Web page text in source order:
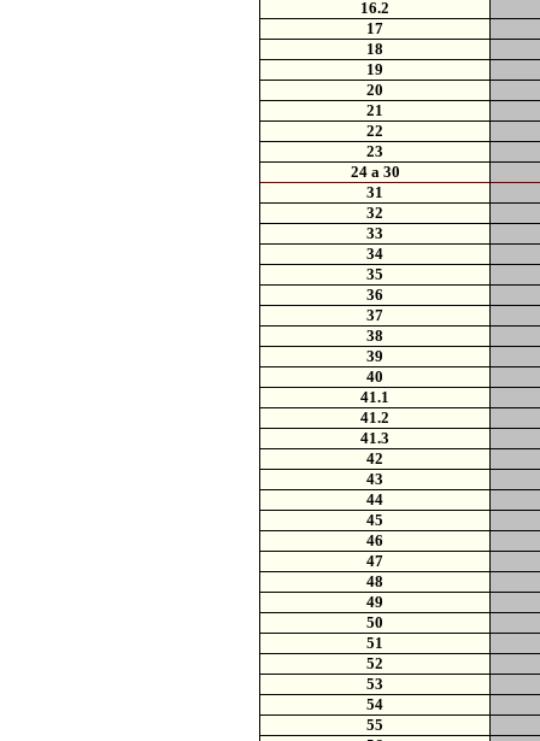
16.2
17
18
19
20
21
22
23
24 a 30
31
32
33
34
35
36
37
38
39
40
41.1
41.2
41.3
42
43
44
45
46
47
48
49
50
51
52
53
54
55